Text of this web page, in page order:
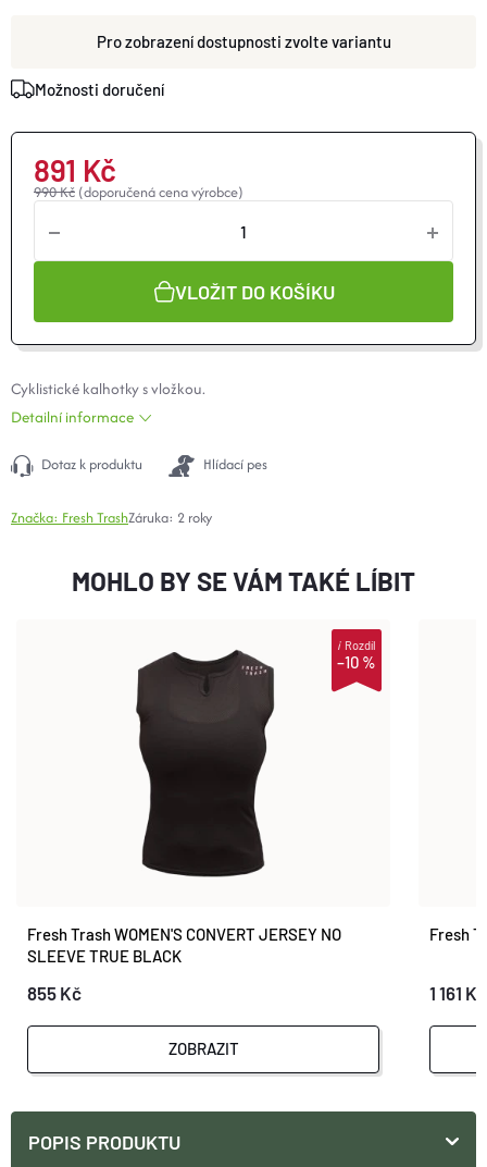
zvolte variantu
Možnosti doručení
990 Kč (doporučená cena výrobce)
891 Kč
VLOŽIT DO KOŠÍKU
Cyklistické kalhotky s vložkou.
Detailní informace
Dotaz k produktu Hlídací pes
Značka: Fresh TrashZáruka: 2 roky
MOHLO BY SE VÁM TAKÉ LÍBIT
–10 %
iRozdíl
Fresh Trash WOMEN'S CONVERT JERSEY NO
SLEEVE TRUE BLACK
855 Kč
ZOBRAZIT
Fresh
1 161 Kč
POPIS PRODUKTU